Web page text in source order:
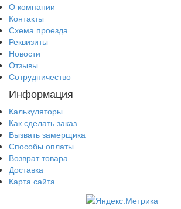
О компании
Контакты
Схема проезда
Реквизиты
Новости
Отзывы
Сотрудничество
Информация
Калькуляторы
Как сделать заказ
Вызвать замерщика
Способы оплаты
Возврат товара
Доставка
Карта сайта